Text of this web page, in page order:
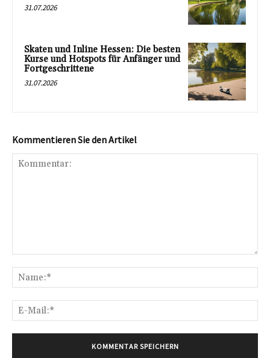
31.07.2026
Skaten und Inline Hessen: Die besten
Kurse und Hotspots für Anfänger und
Fortgeschrittene
31.07.2026
Kommentieren Sie den Artikel